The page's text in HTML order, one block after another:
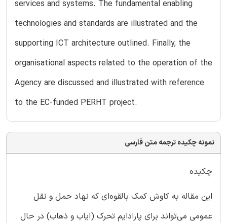
services and systems. The fundamental enabling
technologies and standards are illustrated and the
supporting ICT architecture outlined. Finally, the
organisational aspects related to the operation of the
Agency are discussed and illustrated with reference
to the EC-funded PERHT project.
نمونه چکیده ترجمه متن فارسی
چکیده
این مقاله به کاوش کمک بالقوه‌ای که نهاد حمل و نقل
عمومی می‌تواند برای پارادایم تحرک (ایاب و ذهاب) در حال